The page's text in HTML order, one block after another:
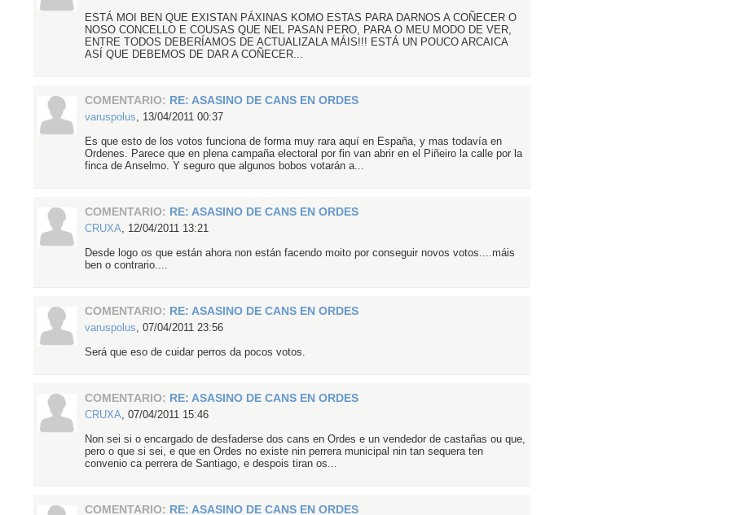
ESTÁ MOI BEN QUE EXISTAN PÁXINAS KOMO ESTAS PARA DARNOS A COÑECER O
NOSO CONCELLO E COUSAS QUE NEL PASAN PERO, PARA O MEU MODO DE VER,
ENTRE TODOS DEBERÍAMOS DE ACTUALIZALA MÁIS!!! ESTÁ UN POUCO ARCAICA
ASÍ QUE DEBEMOS DE DAR A COÑECER...
COMENTARIO: RE: ASASINO DE CANS EN ORDES
varuspolus, 13/04/2011 00:37
Es que esto de los votos funciona de forma muy rara aquí en España, y mas todavía en
Ordenes. Parece que en plena campaña electoral por fin van abrir en el Piñeiro la calle por la
finca de Anselmo. Y seguro que algunos bobos votarán a...
COMENTARIO: RE: ASASINO DE CANS EN ORDES
CRUXA, 12/04/2011 13:21
Desde logo os que están ahora non están facendo moito por conseguir novos votos....máis
ben o contrario....
COMENTARIO: RE: ASASINO DE CANS EN ORDES
varuspolus, 07/04/2011 23:56
Será que eso de cuidar perros da pocos votos.
COMENTARIO: RE: ASASINO DE CANS EN ORDES
CRUXA, 07/04/2011 15:46
Non sei si o encargado de desfaderse dos cans en Ordes e un vendedor de castañas ou que,
pero o que si sei, e que en Ordes no existe nin perrera municipal nin tan sequera ten
convenio ca perrera de Santiago, e despois tiran os...
COMENTARIO: RE: ASASINO DE CANS EN ORDES